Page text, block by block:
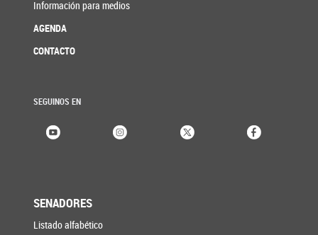
Información para medios
AGENDA
CONTACTO
SEGUINOS EN
SENADORES
Listado alfabético